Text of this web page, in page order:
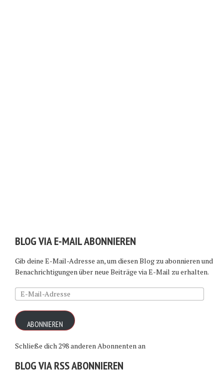
BLOG VIA E-MAIL ABONNIEREN
Gib deine E-Mail-Adresse an, um diesen Blog zu abonnieren und
Benachrichtigungen über neue Beiträge via E-Mail zu erhalten.
E-
Mail-
Adresse
ABONNIEREN
Schließe dich 298 anderen Abonnenten an
BLOG VIA RSS ABONNIEREN